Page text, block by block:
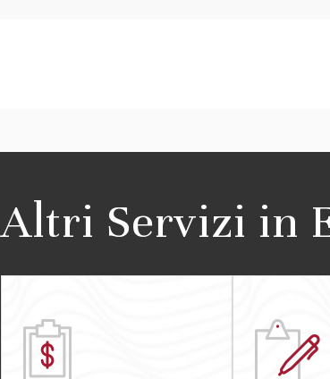
Altri Servizi in